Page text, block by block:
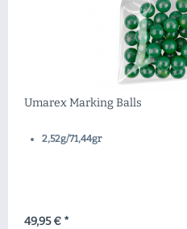
Umarex Marking Balls
2,52g/71,44gr
49,95 € *